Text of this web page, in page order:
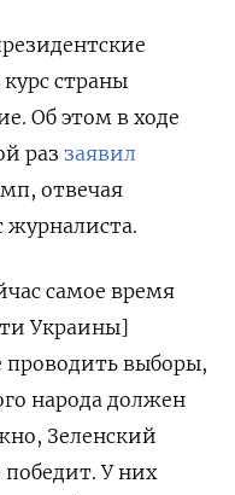
страны
Об этом в ходе
раз заявил
отвечая
журналиста.
самое время
Украины]
проводить выборы,
народа должен
Зеленский
У них